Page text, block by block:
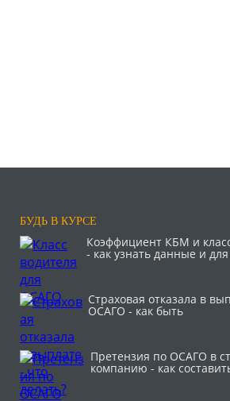
БУДЬ В КУРСЕ
Коэффициент КБМ и
- как узнать данные и
Страховая отказала в
ОСАГО - как быть
Претензия по ОСАГО в
компанию - как